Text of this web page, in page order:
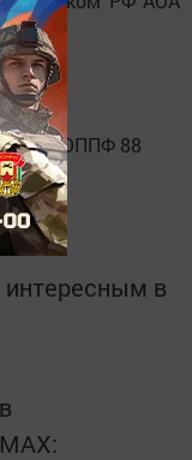
50 ОКОППФ 88
57-93
в